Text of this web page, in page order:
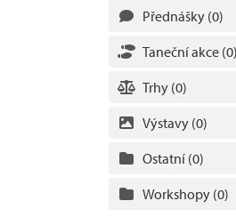
Přednášky (0)
Taneční akce (0)
Trhy (0)
Výstavy (0)
Ostatní (0)
Workshopy (0)